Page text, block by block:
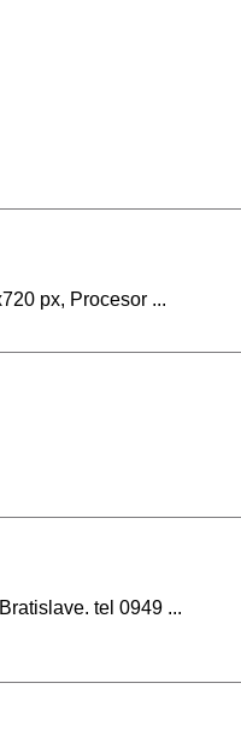
px, Procesor ...
tel 0949 ...